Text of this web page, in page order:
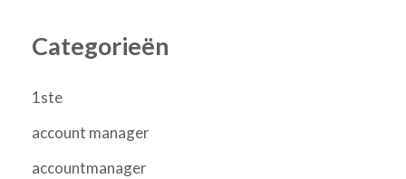
Categorieën
1ste
account manager
accountmanager